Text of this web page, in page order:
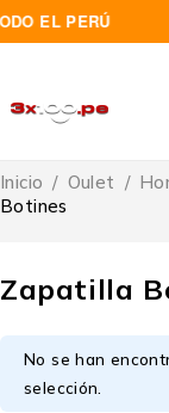
EL PERÚ
Zapatilla
Inicio / Oulet /
Botines
No se han
selección.